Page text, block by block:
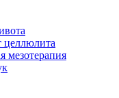
целлюлита
мезотерапия